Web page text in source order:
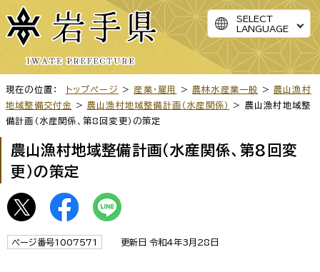
SELECT
LANGUAGE
現在の位置： トップページ > 産業・雇用 > 農林水産業一般 > 農山漁村
地域整備交付金 > 農山漁村地域整備計画（水産関係）
> 農山漁村地域整
備計画（水産関係、第8回変更）の策定
農山漁村地域整備計画（水産関係、第8回変
更）の策定
ページ番号1007571 更新日 令和4年3月28日